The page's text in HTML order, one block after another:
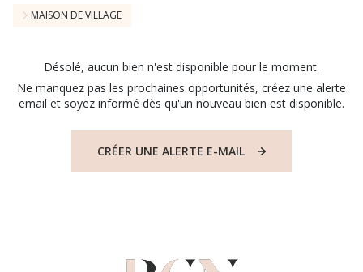
MAISON DE VILLAGE
Désolé, aucun bien n'est disponible pour le moment.
Ne manquez pas les prochaines opportunités, créez une alerte
email et soyez informé dès qu'un nouveau bien est disponible.
CRÉER UNE ALERTE E-MAIL